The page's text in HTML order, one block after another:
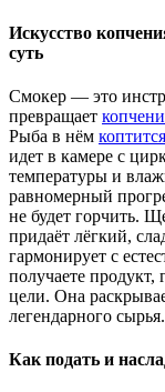
Искусство
суть
Смокер — это
превращает
Рыба в нём коптится
идет в камере с
температуры и
равномерный
не будет горчить.
придаёт лёгкий,
гармонирует с
получаете продукт,
цели. Она
легендарного сырья.
Как подать и